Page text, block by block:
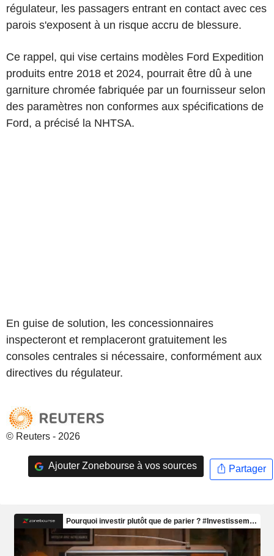
régulateur, les passagers entrant en contact avec ces
parois s'exposent à un risque accru de blessure.
Ce rappel, qui vise certains modèles Ford Expedition
produits entre 2018 et 2024, pourrait être dû à une
garniture chromée fabriquée par un fournisseur selon
des paramètres non conformes aux spécifications de
Ford, a précisé la NHTSA.
En guise de solution, les concessionnaires
inspecteront et remplaceront gratuitement les
consoles centrales si nécessaire, conformément aux
directives du régulateur.
© Reuters - 2026
Ajouter Zonebourse à vos sources Partager